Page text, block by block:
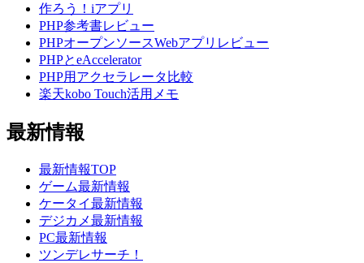
作ろう！iアプリ
PHP参考書レビュー
PHPオープンソースWebアプリレビュー
PHPとeAccelerator
PHP用アクセラレータ比較
楽天kobo Touch活用メモ
最新情報
最新情報TOP
ゲーム最新情報
ケータイ最新情報
デジカメ最新情報
PC最新情報
ツンデレサーチ！